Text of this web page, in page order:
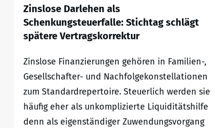
Zinslose Darlehen als
Schenkungsteuerfalle: Stichtag schlägt
spätere Vertragskorrektur
Zinslose Finanzierungen gehören in Familien-,
Gesellschafter- und Nachfolgekonstellationen
zum Standardrepertoire. Steuerlich werden sie
häufig eher als unkomplizierte Liquiditätshilfe
denn als eigenständiger Zuwendungsvorgang